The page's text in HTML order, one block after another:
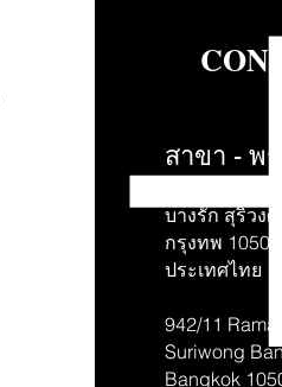
สาขา - พ
บางรัก สุริวงศ์
กรุงทพ 10500
ประเทศไทย
942/11 Rama
Suriwong
Bangkok